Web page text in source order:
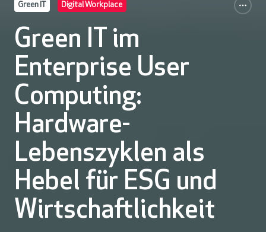
Green IT Digital Workplace
Green IT im
Enterprise User
Computing:
Hardware-
Lebenszyklen als
Hebel für ESG und
Wirtschaftlichkeit